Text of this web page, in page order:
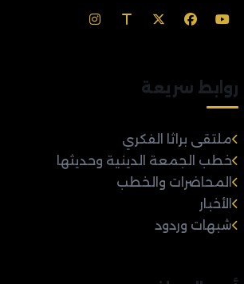
روابط سريعة
ملتقى براثا الفكري
خطب الجمعة الدينية وحديثها
المحاضرات والخطب
الأخبار
شبهات وردود